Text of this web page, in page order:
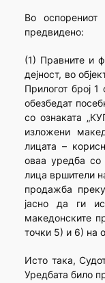
Во
предвидено:
(1) Правните и
дејност, во
Прилогот број
обезбедат
со ознаката
изложени
лицата –
оваа уредба со
лица вршители
продажба
јасно да ги
македонските
точки 5) и 6) на
Исто така,
Уредбата било